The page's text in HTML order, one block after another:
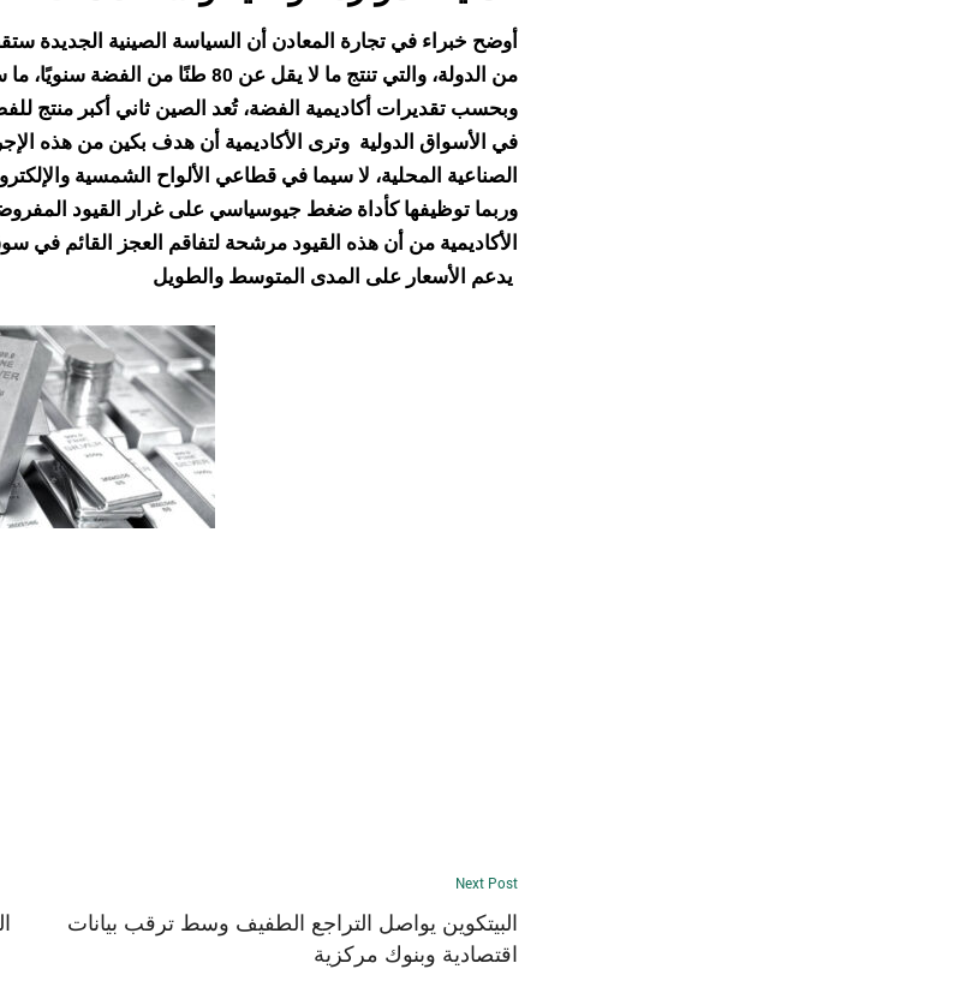
أوضح خبراء في تجارة المعادن أن السياسة الصينية الجديدة
من الدولة، والتي تنتج ما لا يقل عن 80 طنًا من الفضة سنويًا، ما سيحد من قدرة الشركات الصغيرة على التصدير
في الأسواق الدوليةوترى الأكاديمية أن هدف بكين من هذه
الصناعية المحلية، لا سيما في قطاعي الألواح الشمسية
وربما توظيفها كأداة ضغط جيوسياسي على غرار القيود
الأكاديمية من أن هذه القيود مرشحة لتفاقم العجز القائم في
يدعم الأسعار على المدى المتوسط والطويل
Next Post
البيتكوين يواصل التراجع الطفيف وسط ترقب بيانات
اقتصادية وبنوك مركزية